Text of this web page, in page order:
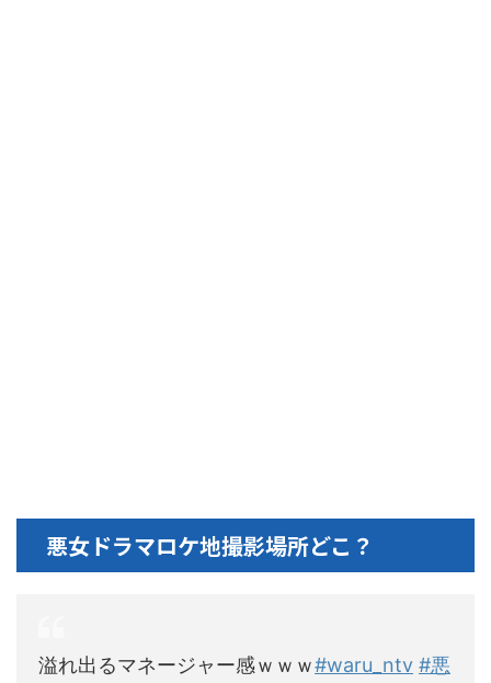
悪女ドラマロケ地撮影場所どこ？
溢れ出るマネージャー感ｗｗｗ#waru_ntv #悪